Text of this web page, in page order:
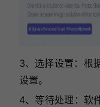
3、选择设置：根
设置。
4、等待处理：软